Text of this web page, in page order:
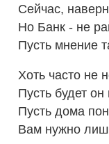
Сейчас,
Но Банк - не
Пусть мнение
Хоть часто не
Пусть будет
Пусть дома
Вам нужно